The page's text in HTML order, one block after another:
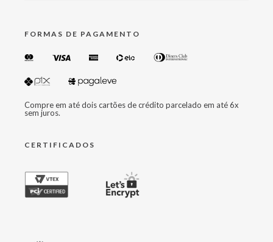
FORMAS DE PAGAMENTO
Compre em até dois cartões de crédito parcelado em até 6x
sem juros.
CERTIFICADOS